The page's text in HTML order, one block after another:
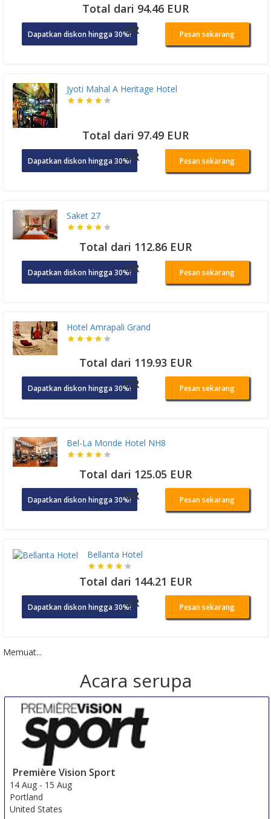
Total dari 94.46 EUR
Dapatkan diskon hingga 30%!OR Pesan sekarang
Jyoti Mahal A Heritage Hotel
Total dari 97.49 EUR
Dapatkan diskon hingga 30%!OR Pesan sekarang
Saket 27
Total dari 112.86 EUR
Dapatkan diskon hingga 30%!OR Pesan sekarang
Hotel Amrapali Grand
Total dari 119.93 EUR
Dapatkan diskon hingga 30%!OR Pesan sekarang
Bel-La Monde Hotel NH8
Total dari 125.05 EUR
Dapatkan diskon hingga 30%!OR Pesan sekarang
Bellanta Hotel
Total dari 144.21 EUR
Dapatkan diskon hingga 30%!OR Pesan sekarang
Memuat...
Acara serupa
Première Vision Sport
14 Aug - 15 Aug
Portland
United States